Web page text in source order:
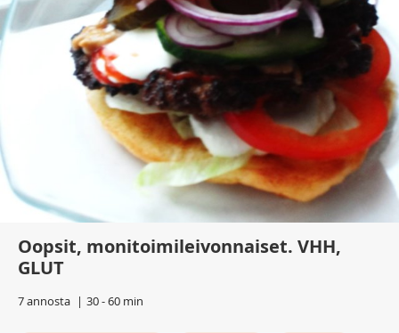
Oopsit, monitoimileivonnaiset. VHH,
GLUT
7 annosta 30 - 60 min